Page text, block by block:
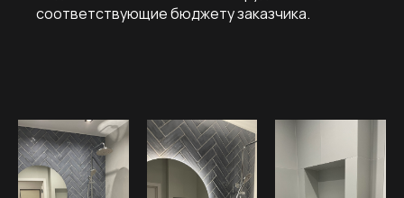
соответствующие бюджету заказчика.